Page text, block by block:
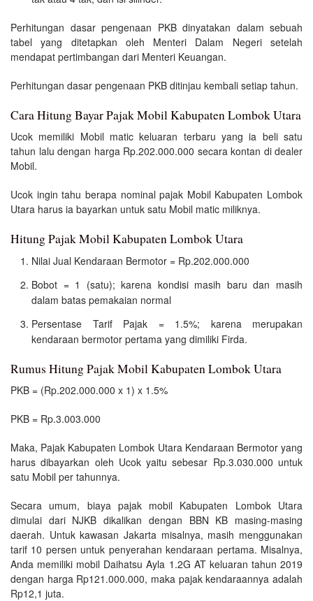
Perhitungan dasar pengenaan PKB dinyatakan dalam sebuah
tabel yang ditetapkan oleh Menteri Dalam Negeri setelah
mendapat pertimbangan dari Menteri Keuangan.
Perhitungan dasar pengenaan PKB ditinjau kembali setiap tahun.
Cara Hitung Bayar Pajak Mobil Kabupaten Lombok Utara
Ucok memiliki Mobil matic keluaran terbaru yang ia beli satu
tahun lalu dengan harga Rp.202.000.000 secara kontan di dealer
Mobil.
Ucok ingin tahu berapa nominal pajak Mobil Kabupaten Lombok
Utara harus ia bayarkan untuk satu Mobil matic miliknya.
Hitung Pajak Mobil Kabupaten Lombok Utara
Nilai Jual Kendaraan Bermotor = Rp.202.000.000
Bobot = 1 (satu); karena kondisi masih baru dan masih
dalam batas pemakaian normal
Persentase Tarif Pajak = 1.5%; karena merupakan
kendaraan bermotor pertama yang dimiliki Firda.
Rumus Hitung Pajak Mobil Kabupaten Lombok Utara
PKB = (Rp.202.000.000 x 1) x 1.5%
PKB = Rp.3.003.000
Maka, Pajak Kabupaten Lombok Utara Kendaraan Bermotor yang
harus dibayarkan oleh Ucok yaitu sebesar Rp.3.030.000 untuk
satu Mobil per tahunnya.
Secara umum, biaya pajak mobil Kabupaten Lombok Utara
dimulai dari NJKB dikalikan dengan BBN KB masing-masing
daerah. Untuk kawasan Jakarta misalnya, masih menggunakan
tarif 10 persen untuk penyerahan kendaraan pertama. Misalnya,
Anda memiliki mobil Daihatsu Ayla 1.2G AT keluaran tahun 2019
dengan harga Rp121.000.000, maka pajak kendaraannya adalah
Rp12,1 juta.